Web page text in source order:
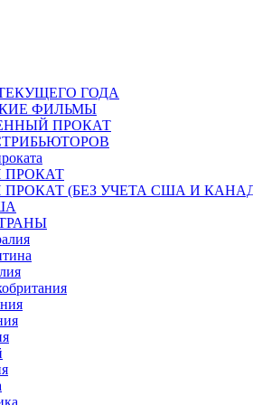
ГОДА
ФИЛЬМЫ
ПРОКАТ
(БЕЗ УЧЕТА США И